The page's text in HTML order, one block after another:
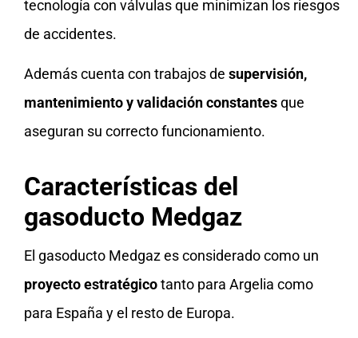
tecnología con válvulas que minimizan los riesgos
de accidentes.
Además cuenta con trabajos de supervisión,
mantenimiento y validación constantesque
aseguran su correcto funcionamiento.
Características del
gasoducto Medgaz
El gasoducto Medgaz es considerado como un
proyecto estratégicotanto para Argelia como
para España y el resto de Europa.